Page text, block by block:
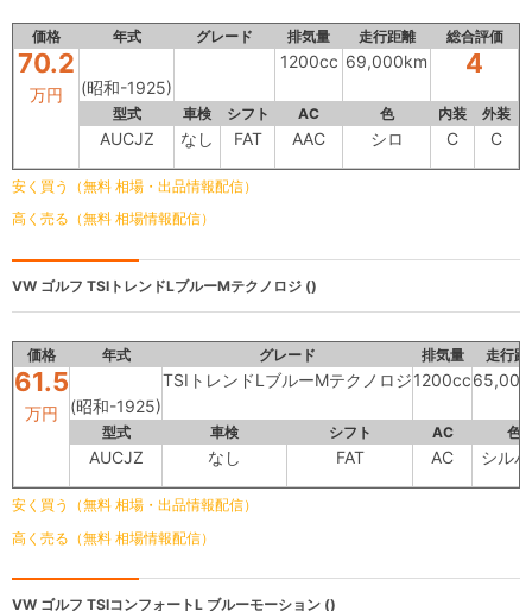
価格 年式 グレード 排気量 走行距離 総合評価
70.2
万円 (昭和-1925)
1200cc 69,000km 4
型式 車検 シフト AC 色 内装 外装
AUCJZ なし FAT AAC シロ C C
安く買う（無料 相場・出品情報配信）
高く売る（無料 相場情報配信）
VW ゴルフ TSIトレンドLブルーMテクノロジ ()
価格 年式 グレード 排気量 走行距
61.5
万円 (昭和-1925)
TSIトレンドLブルーMテクノロジ1200cc
型式 車検 シフト AC 色
AUCJZ なし FAT AC シル
安く買う（無料 相場・出品情報配信）
高く売る（無料 相場情報配信）
VW ゴルフ TSIコンフォートL ブルーモーション ()